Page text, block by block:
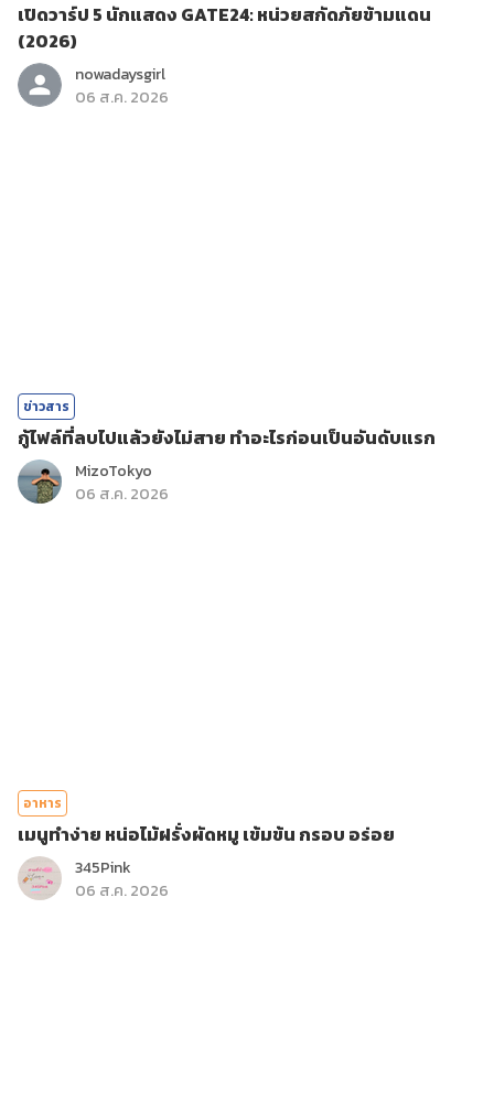
เปิดวาร์ป 5 นักแสดง GATE24: หน่วยสกัดภัยข้ามแดน
(2026)
nowadaysgirl
06 ส.ค. 2026
ข่าวสาร
กู้ไฟล์ที่ลบไปแล้วยังไม่สาย ทำอะไรก่อนเป็นอันดับแรก
MizoTokyo
06 ส.ค. 2026
อาหาร
เมนูทำง่าย หน่อไม้ฝรั่งผัดหมู เข้มข้น กรอบ อร่อย
345Pink
06 ส.ค. 2026